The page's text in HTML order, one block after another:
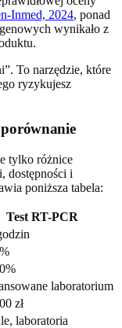
Inmed, 2024, ponad
wynikało z
To narzędzie, które
ryzykujesz
tylko różnice
dostępności i
poniższa tabela:
Test RT-PCR
laboratorium
zł
laboratoria